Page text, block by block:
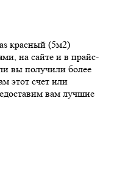
красный (5м2)
на сайте и в прайс-
вы получили более
этот счет или
вам лучшие